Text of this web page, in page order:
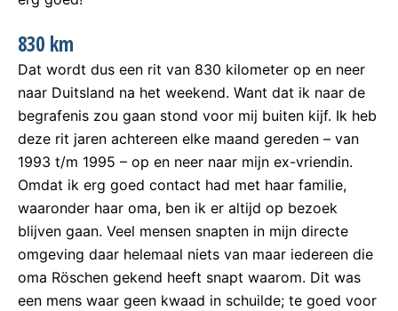
830 km
Dat wordt dus een rit van 830 kilometer op en neer
naar Duitsland na het weekend. Want dat ik naar de
begrafenis zou gaan stond voor mij buiten kijf. Ik heb
deze rit jaren achtereen elke maand gereden – van
1993 t/m 1995 – op en neer naar mijn ex-vriendin.
Omdat ik erg goed contact had met haar familie,
waaronder haar oma, ben ik er altijd op bezoek
blijven gaan. Veel mensen snapten in mijn directe
omgeving daar helemaal niets van maar iedereen die
oma Röschen gekend heeft snapt waarom. Dit was
een mens waar geen kwaad in schuilde; te goed voor